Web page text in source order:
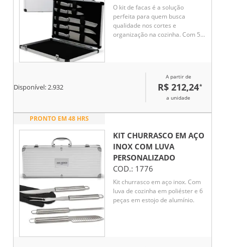
O kit de facas é a solução
perfeita para quem busca
qualidade nos cortes e
organização na cozinha. Com 5
alumínio texturizado, com
interior revestido de veludo e
duas travas para maior
oferece espaço para
ainda mais exclusivo e ideal para
quem valoriza funcionalidade e
estilo na cozinha.
Disponível:2.932
A partir de
R$ 212,24*
a unidade
PRONTO EM 48 HRS
KIT CHURRASCO EM AÇO
INOX COM LUVA
PERSONALIZADO
COD.: 1776
Kit churrasco em aço inox. Com
luva de cozinha em poliéster e 6
peças em estojo de alumínio.